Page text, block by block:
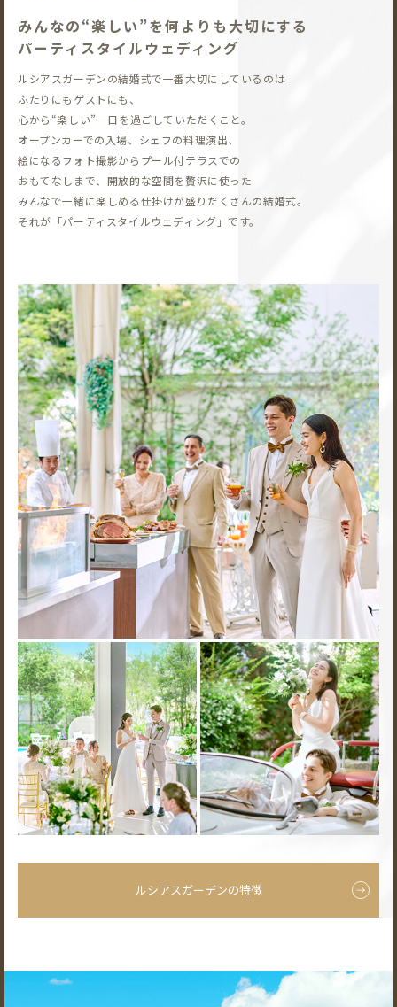
みんなの“楽しい”を何よりも大切にする
パーティスタイルウェディング
ルシアスガーデンの結婚式で一番大切にしているのは
ふたりにもゲストにも、
心から“楽しい”一日を過ごしていただくこと。
オープンカーでの入場、シェフの料理演出、
絵になるフォト撮影から プール付テラスでの
おもてなしまで、開放的な空間を贅沢に使った
みんなで一緒に楽しめる仕掛けが盛りだくさんの結婚式。
それが「パーティスタイルウェディング」です。
ルシアスガーデンの特徴